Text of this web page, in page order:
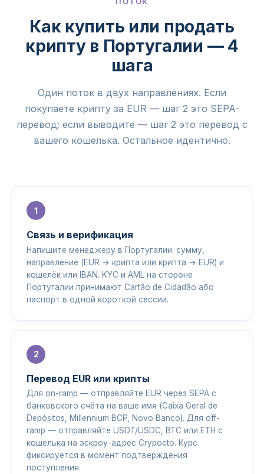
Как купить или продать
крипту в Португалии — 4
шага
Один поток в двух направлениях. Если
покупаете крипту за EUR — шаг 2 это SEPA-
перевод; если выводите — шаг 2 это перевод с
вашего кошелька. Остальное идентично.
Связь и верификация
Напишите менеджеру в Португалии: сумму,
направление (EUR → крипта или крипта → EUR) и
кошелёк или IBAN. KYC и AML на стороне
Португалии принимают Cartão de Cidadão або
паспорт в одной короткой сессии.
Перевод EUR или крипты
Для on-ramp — отправляйте EUR через SEPA с
банковского счёта на ваше имя (Caixa Geral de
Depósitos, Millennium BCP, Novo Banco). Для off-
ramp — отправляйте USDT/USDC, BTC или ETH с
кошелька на эскроу-адрес Crypocto. Курс
фиксируется в момент подтверждения
поступления.